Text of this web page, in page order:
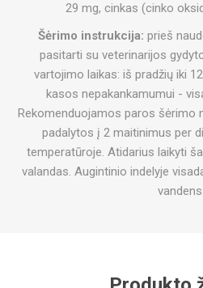
29 mg, cinkas (cinko
Šėrimo instrukcija: prieš
pasitarti su veterinarijos
vartojimo laikas: iš pradžių iki
kasos nepakankamumui -
Rekomenduojamos paros šėrimo
padalytos į 2 maitinimus per
temperatūroje. Atidarius laikyti
valandas. Augintinio indelyje
vandens.